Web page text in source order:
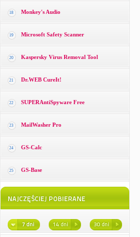
18 Monkey′s Audio
19 Microsoft Safety Scanner
20 Kaspersky Virus Removal Tool
21 Dr.WEB CureIt!
22 SUPERAntiSpyware Free
23 MailWasher Pro
24 GS-Calc
25 GS-Base